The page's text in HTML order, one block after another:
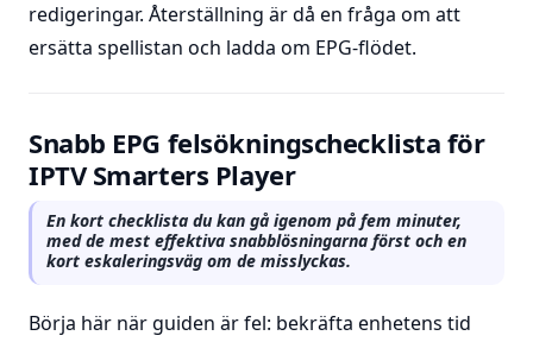
redigeringar. Återställning är då en fråga om att
ersätta spellistan och ladda om EPG-flödet.
Snabb EPG felsökningschecklista för
IPTV Smarters Player
En kort checklista du kan gå igenom på fem minuter,
med de mest effektiva snabblösningarna först och en
kort eskaleringsväg om de misslyckas.
Börja här när guiden är fel: bekräfta enhetens tid